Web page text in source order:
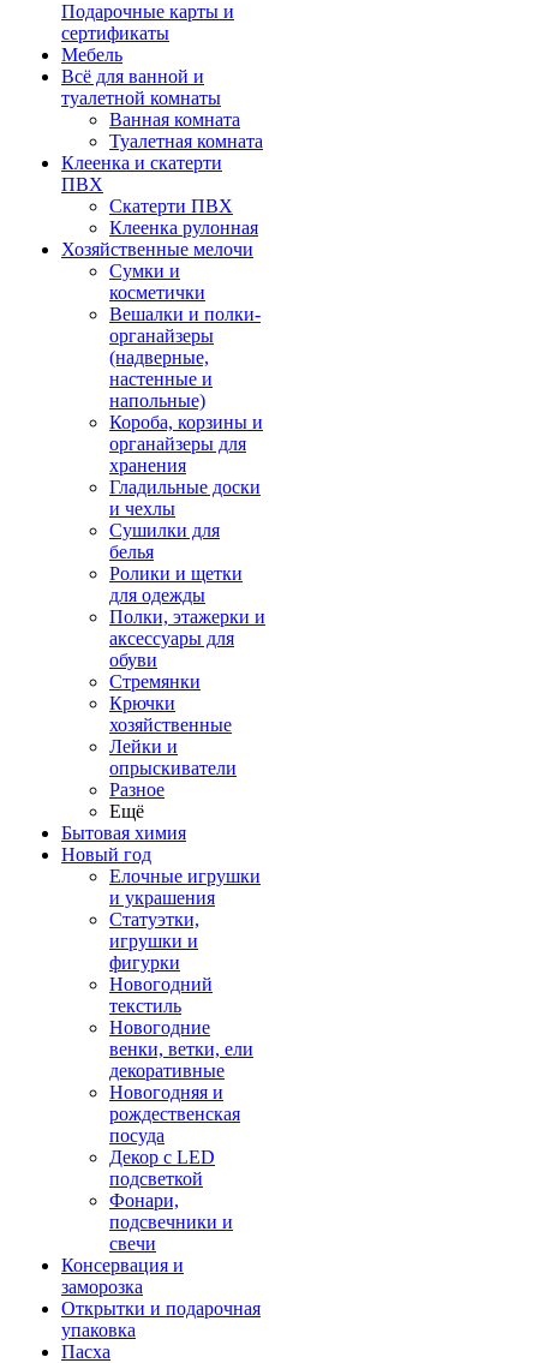
Подарочные карты и
сертификаты
Мебель
Всё для ванной и
туалетной комнаты
Ванная комната
Туалетная комната
Клеенка и скатерти
ПВХ
Скатерти ПВХ
Клеенка рулонная
Хозяйственные мелочи
Сумки и
косметички
Вешалки и полки-
органайзеры
(надверные,
настенные и
напольные)
Короба, корзины и
органайзеры для
хранения
Гладильные доски
и чехлы
Сушилки для
белья
Ролики и щетки
для одежды
Полки, этажерки и
аксессуары для
обуви
Стремянки
Крючки
хозяйственные
Лейки и
опрыскиватели
Разное
Ещё
Бытовая химия
Новый год
Елочные игрушки
и украшения
Статуэтки,
игрушки и
фигурки
Новогодний
текстиль
Новогодние
венки, ветки, ели
декоративные
Новогодняя и
рождественская
посуда
Декор с LED
подсветкой
Фонари,
подсвечники и
свечи
Консервация и
заморозка
Открытки и подарочная
упаковка
Пасха